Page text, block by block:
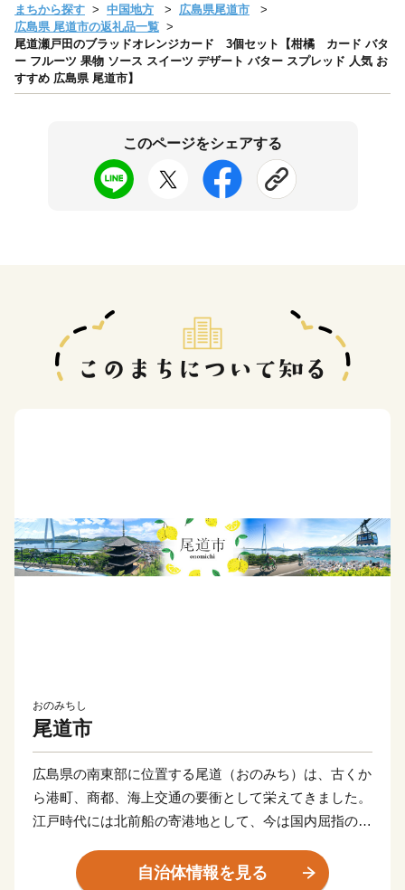
まちから探す 中国地方
広島県尾道市
広島県 尾道市の返礼品一覧
尾道瀬戸田のブラッドオレンジカード 3個セット【柑橘 カード バタ
ー フルーツ 果物 ソース スイーツ デザート バター スプレッド 人気 お
すすめ 広島県 尾道市】
このページをシェアする
おのみちし
尾道市
広島県の南東部に位置する尾道（おのみち）は、古くか
ら港町、商都、海上交通の要衝として栄えてきました。
江戸時代には北前船の寄港地として、今は国内屈指の造
自治体情報を見る